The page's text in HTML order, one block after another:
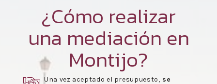
¿Cómo realizar
una mediación en
Montijo?
Una vez aceptado el presupuesto, se